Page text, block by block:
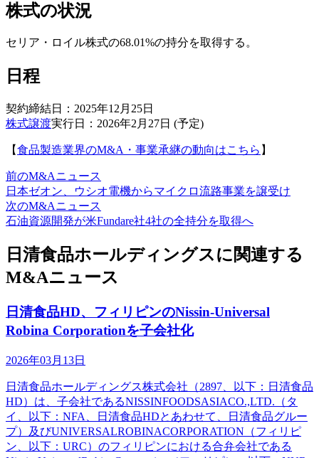
株式の状況
セリア・ロイル株式の68.01%の持分を取得する。
日程
契約締結日：2025年12月25日
株式譲渡実行日：2026年2月27日 (予定)
【食品製造業界のM&A・事業承継の動向はこちら 】
前のM&Aニュース
日本ゼオン、ウシオ電機からマイクロ流路事業を譲受け
次のM&Aニュース
石油資源開発が米Fundare社4社の全持分を取得へ
日清食品ホールディングスに関連する
M&Aニュース
日清食品HD、フィリピンのNissin-Universal
Robina Corporationを子会社化
2026年03月13日
日清食品ホールディングス株式会社（2897、以下：日清食品
HD）は、子会社であるNISSINFOODSASIACO.,LTD.（タ
イ、以下：NFA、日清食品HDとあわせて、日清食品グルー
プ）及びUNIVERSALROBINACORPORATION（フィリピ
ン、以下：URC）のフィリピンにおける合弁会社である